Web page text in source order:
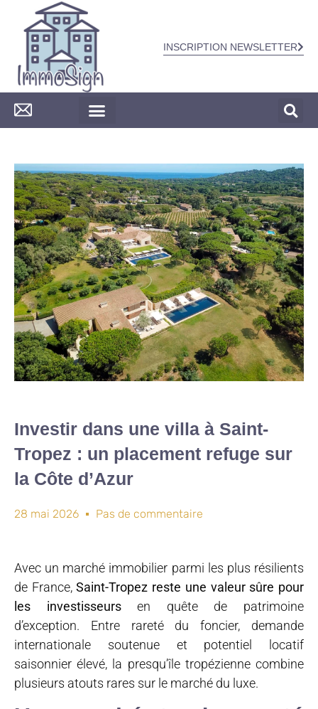
INSCRIPTION NEWSLETTER
Investir dans une villa à Saint-
Tropez : un placement refuge sur
la Côte d’Azur
28 mai 2026 Pas de commentaire
Avec un marché immobilier parmi les plus résilients
de France,Saint-Tropez reste une valeur sûre pour
les investisseursen quête de patrimoine
d’exception. Entre rareté du foncier, demande
internationale soutenue et potentiel locatif
saisonnier élevé, la presqu’île tropézienne combine
plusieurs atouts rares sur le marché du luxe.